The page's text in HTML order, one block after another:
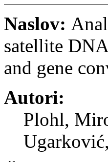
Naslov:
satellite
and gene
Autori:
Plohl,